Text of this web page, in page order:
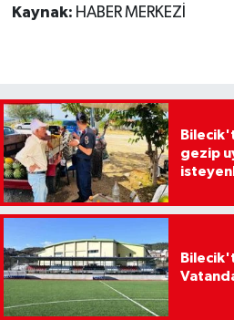
Kaynak: HABER MERKEZİ
gezip